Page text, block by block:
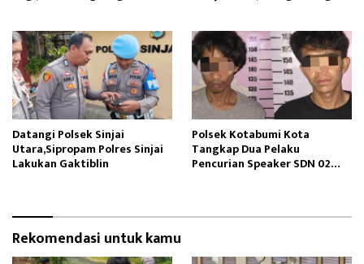
Datangi Polsek Sinjai
Utara,Sipropam Polres Sinjai
Lakukan Gaktiblin
Polsek Kotabumi Kota
Tangkap Dua Pelaku
Pencurian Speaker SDN 02
Rekomendasi untuk kamu